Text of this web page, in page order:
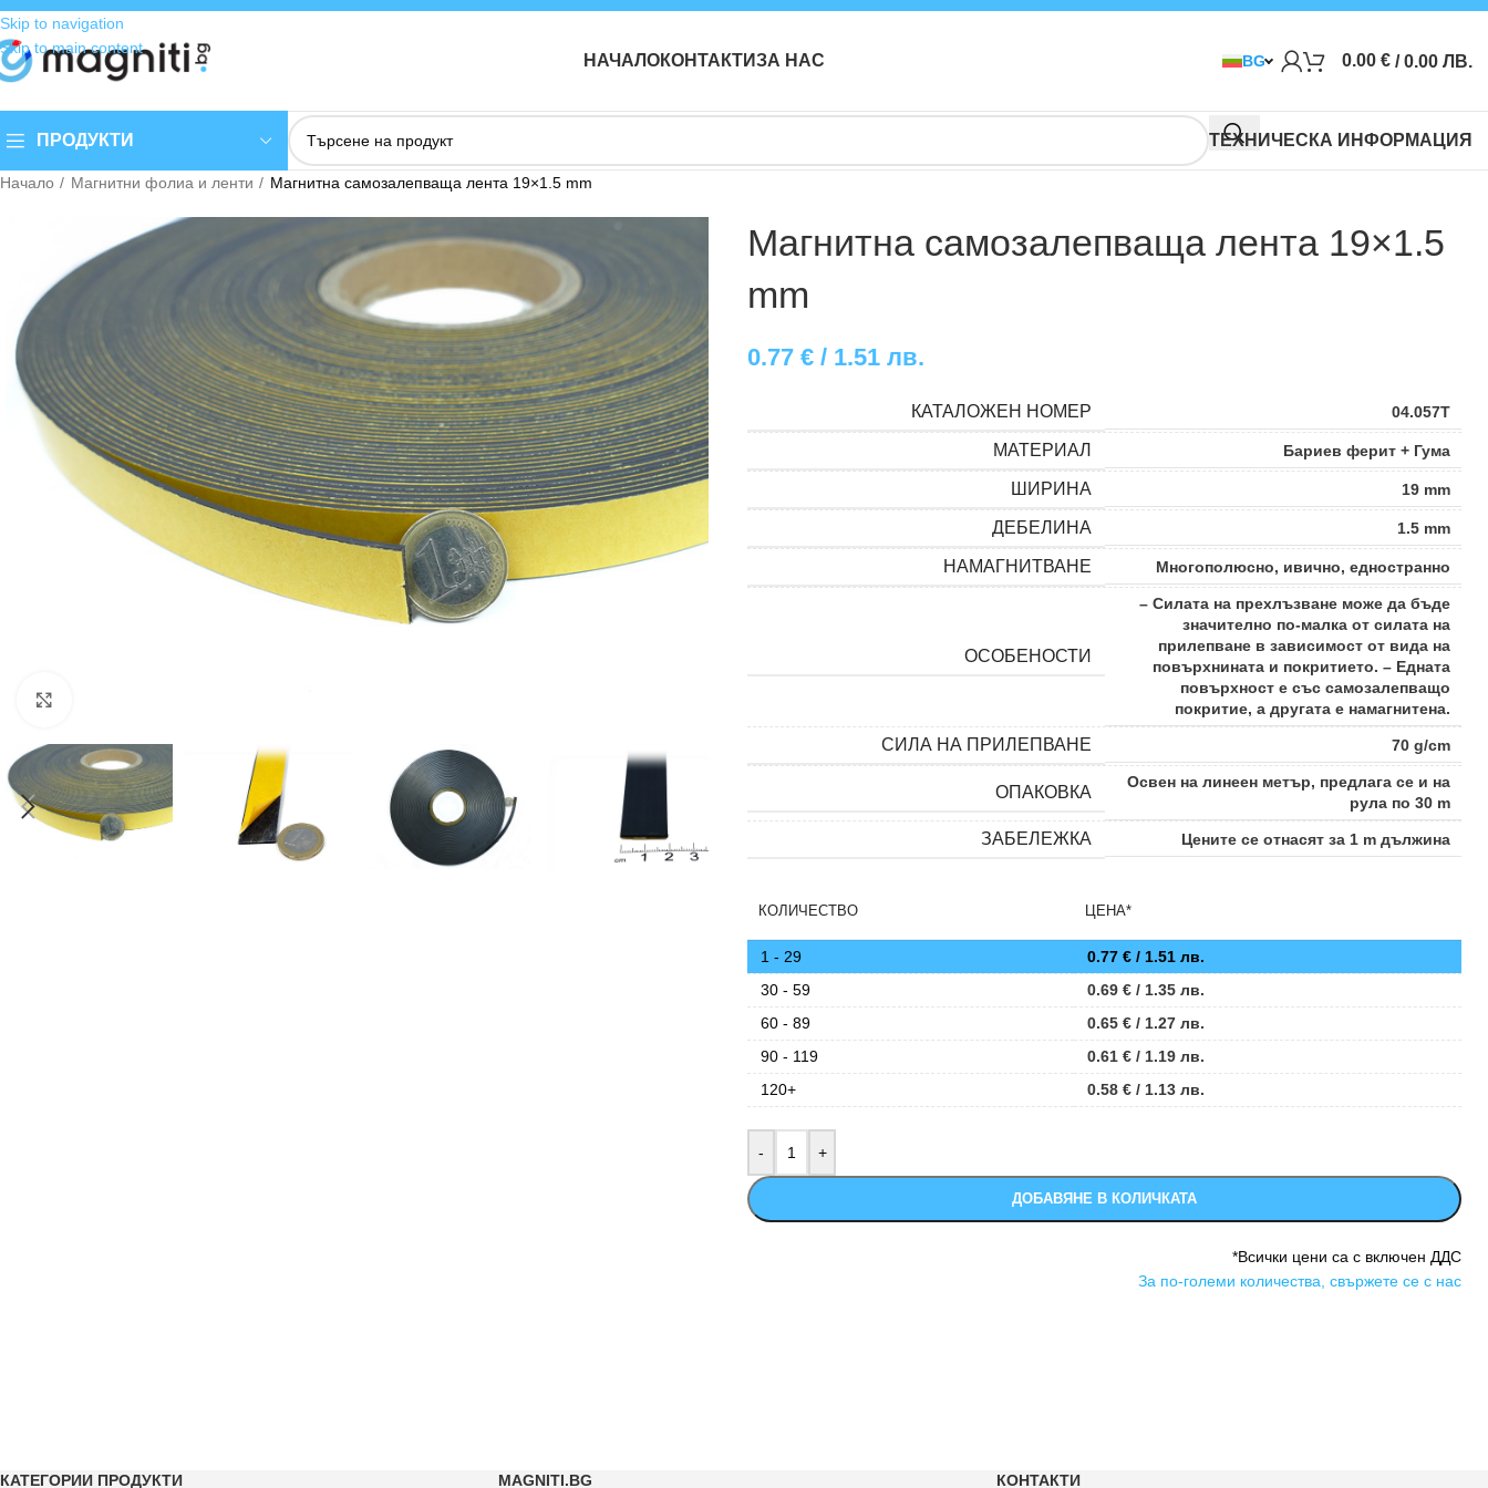
Skip to navigation
Skip to main content
НАЧАЛОКОНТАКТИЗА НАС BG 0.00 € / 0.00 ЛВ.
ПРОДУКТИ ТЕХНИЧЕСКА ИНФОРМАЦИЯ
Начало Магнитни фолиа и ленти Магнитна самозалепваща лента 19×1.5 mm
Магнитна самозалепваща лента 19×1.5
mm
0.77 € / 1.51 лв.
КАТАЛОЖЕН НОМЕР 04.057T
МАТЕРИАЛ Бариев ферит + Гума
ШИРИНА 19 mm
ДЕБЕЛИНА 1.5 mm
НАМАГНИТВАНЕ Многополюсно, ивично, едностранно
ОСОБЕНОСТИ
– Силата на прехлъзване може да бъде
значително по-малка от силата на
прилепване в зависимост от вида на
повърхнината и покритието. – Едната
повърхност е със самозалепващо
покритие, а другата е намагнитена.
СИЛА НА ПРИЛЕПВАНЕ 70 g/cm
ОПАКОВКА
Освен на линеен метър, предлага се и на
рула по 30 m
ЗАБЕЛЕЖКА Цените се отнасят за 1 m дължина
КОЛИЧЕСТВО ЦЕНА*
1 - 29 0.77 € / 1.51 лв.
30 - 59
0.69 € / 1.35 лв.
60 - 89
0.65 € / 1.27 лв.
90 - 119
0.61 € / 1.19 лв.
120+
0.58 € / 1.13 лв.
ДОБАВЯНЕ В КОЛИЧКАТА
*Всички цени са с включен ДДС
За по-големи количества, свържете се с нас
КАТЕГОРИИ ПРОДУКТИ MAGNITI.BG КОНТАКТИ